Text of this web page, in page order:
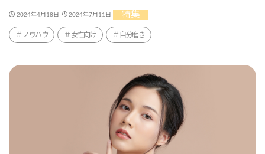
2024年4月18日 2024年7月11日 特集
ノウハウ 女性向け 自分磨き